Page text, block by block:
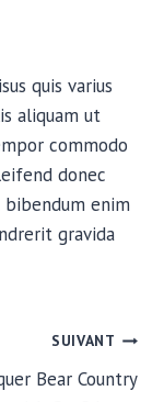
quis varius
aliquam ut
commodo
donec
enim
gravida
SUIVANT
Bear Country